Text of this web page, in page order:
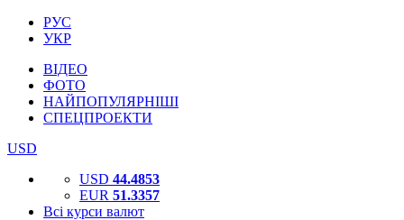
РУС
УКР
ВІДЕО
ФОТО
НАЙПОПУЛЯРНІШІ
СПЕЦПРОЕКТИ
USD
USD 44.4853
EUR 51.3357
Всі курси валют